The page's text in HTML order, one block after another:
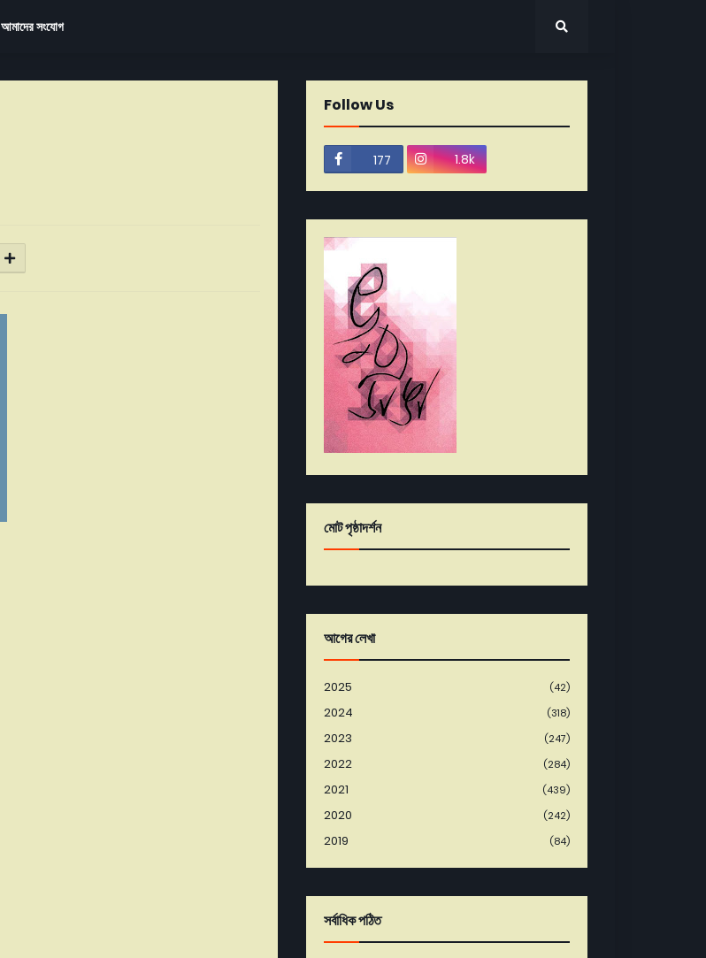
আমাদের সংযোগ
Follow Us
177 1.8k
মোট পৃষ্ঠাদর্শন
আগের লেখা
2025 (42)
2024 (318)
2023 (247)
2022 (284)
2021 (439)
2020 (242)
2019 (84)
সর্বাধিক পঠিত